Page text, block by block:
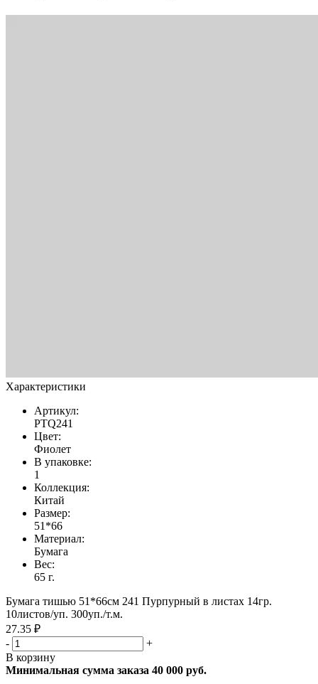
Характеристики
Артикул:
PTQ241
Цвет:
Фиолет
В упаковке:
1
Коллекция:
Китай
Размер:
51*66
Материал:
Бумага
Вес:
65 г.
Бумага тишью 51*66см 241 Пурпурный в листах 14гр.
10листов/уп. 300уп./т.м.
27.35 ₽
-
+
В корзину
Минимальная сумма заказа 40 000 руб.